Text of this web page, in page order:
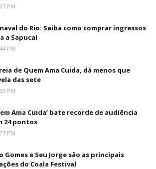
PM
do Rio: Saiba como comprar ingressos
a Sapucaí
PM
de Quem Ama Cuida, dá menos que
das sete
PM
Ama Cuida’ bate recorde de audiência
24 pontos
PM
Gomes e Seu Jorge são as principais
do Coala Festival